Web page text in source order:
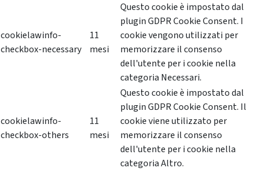
cookielawinfo-
checkbox-necessary
11
mesi
Questo cookie è impostato dal
plugin GDPR Cookie Consent. I
cookie vengono utilizzati per
memorizzare il consenso
dell'utente per i cookie nella
categoria Necessari.
cookielawinfo-
checkbox-others
11
mesi
Questo cookie è impostato dal
plugin GDPR Cookie Consent. Il
cookie viene utilizzato per
memorizzare il consenso
dell'utente per i cookie nella
categoria Altro.